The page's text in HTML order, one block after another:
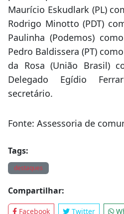
Maurício Eskudlark (PL)
Rodrigo Minotto (PDT)
Paulinha (Podemos)
Pedro Baldissera (PT)
da Rosa (União Brasil)
Delegado Egídio
secretário.
Fonte: Assessoria de
Tags:
destaques
Compartilhar:
Facebook Twitter